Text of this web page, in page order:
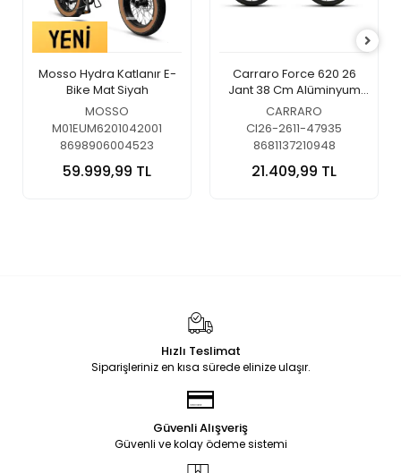
Mosso Hydra Katlanır E-
Bike Mat Siyah
MOSSO
M01EUM6201042001
8698906004523
59.999,99 TL
Carraro Force 620 26
Jant 38 Cm Alüminyum
Dağ Bisikleti Metalik Mavi-
Gümüş
CARRARO
CI26-2611-47935
8681137210948
21.409,99 TL
Hızlı Teslimat
Siparişleriniz en kısa sürede elinize ulaşır.
Güvenli Alışveriş
Güvenli ve kolay ödeme sistemi